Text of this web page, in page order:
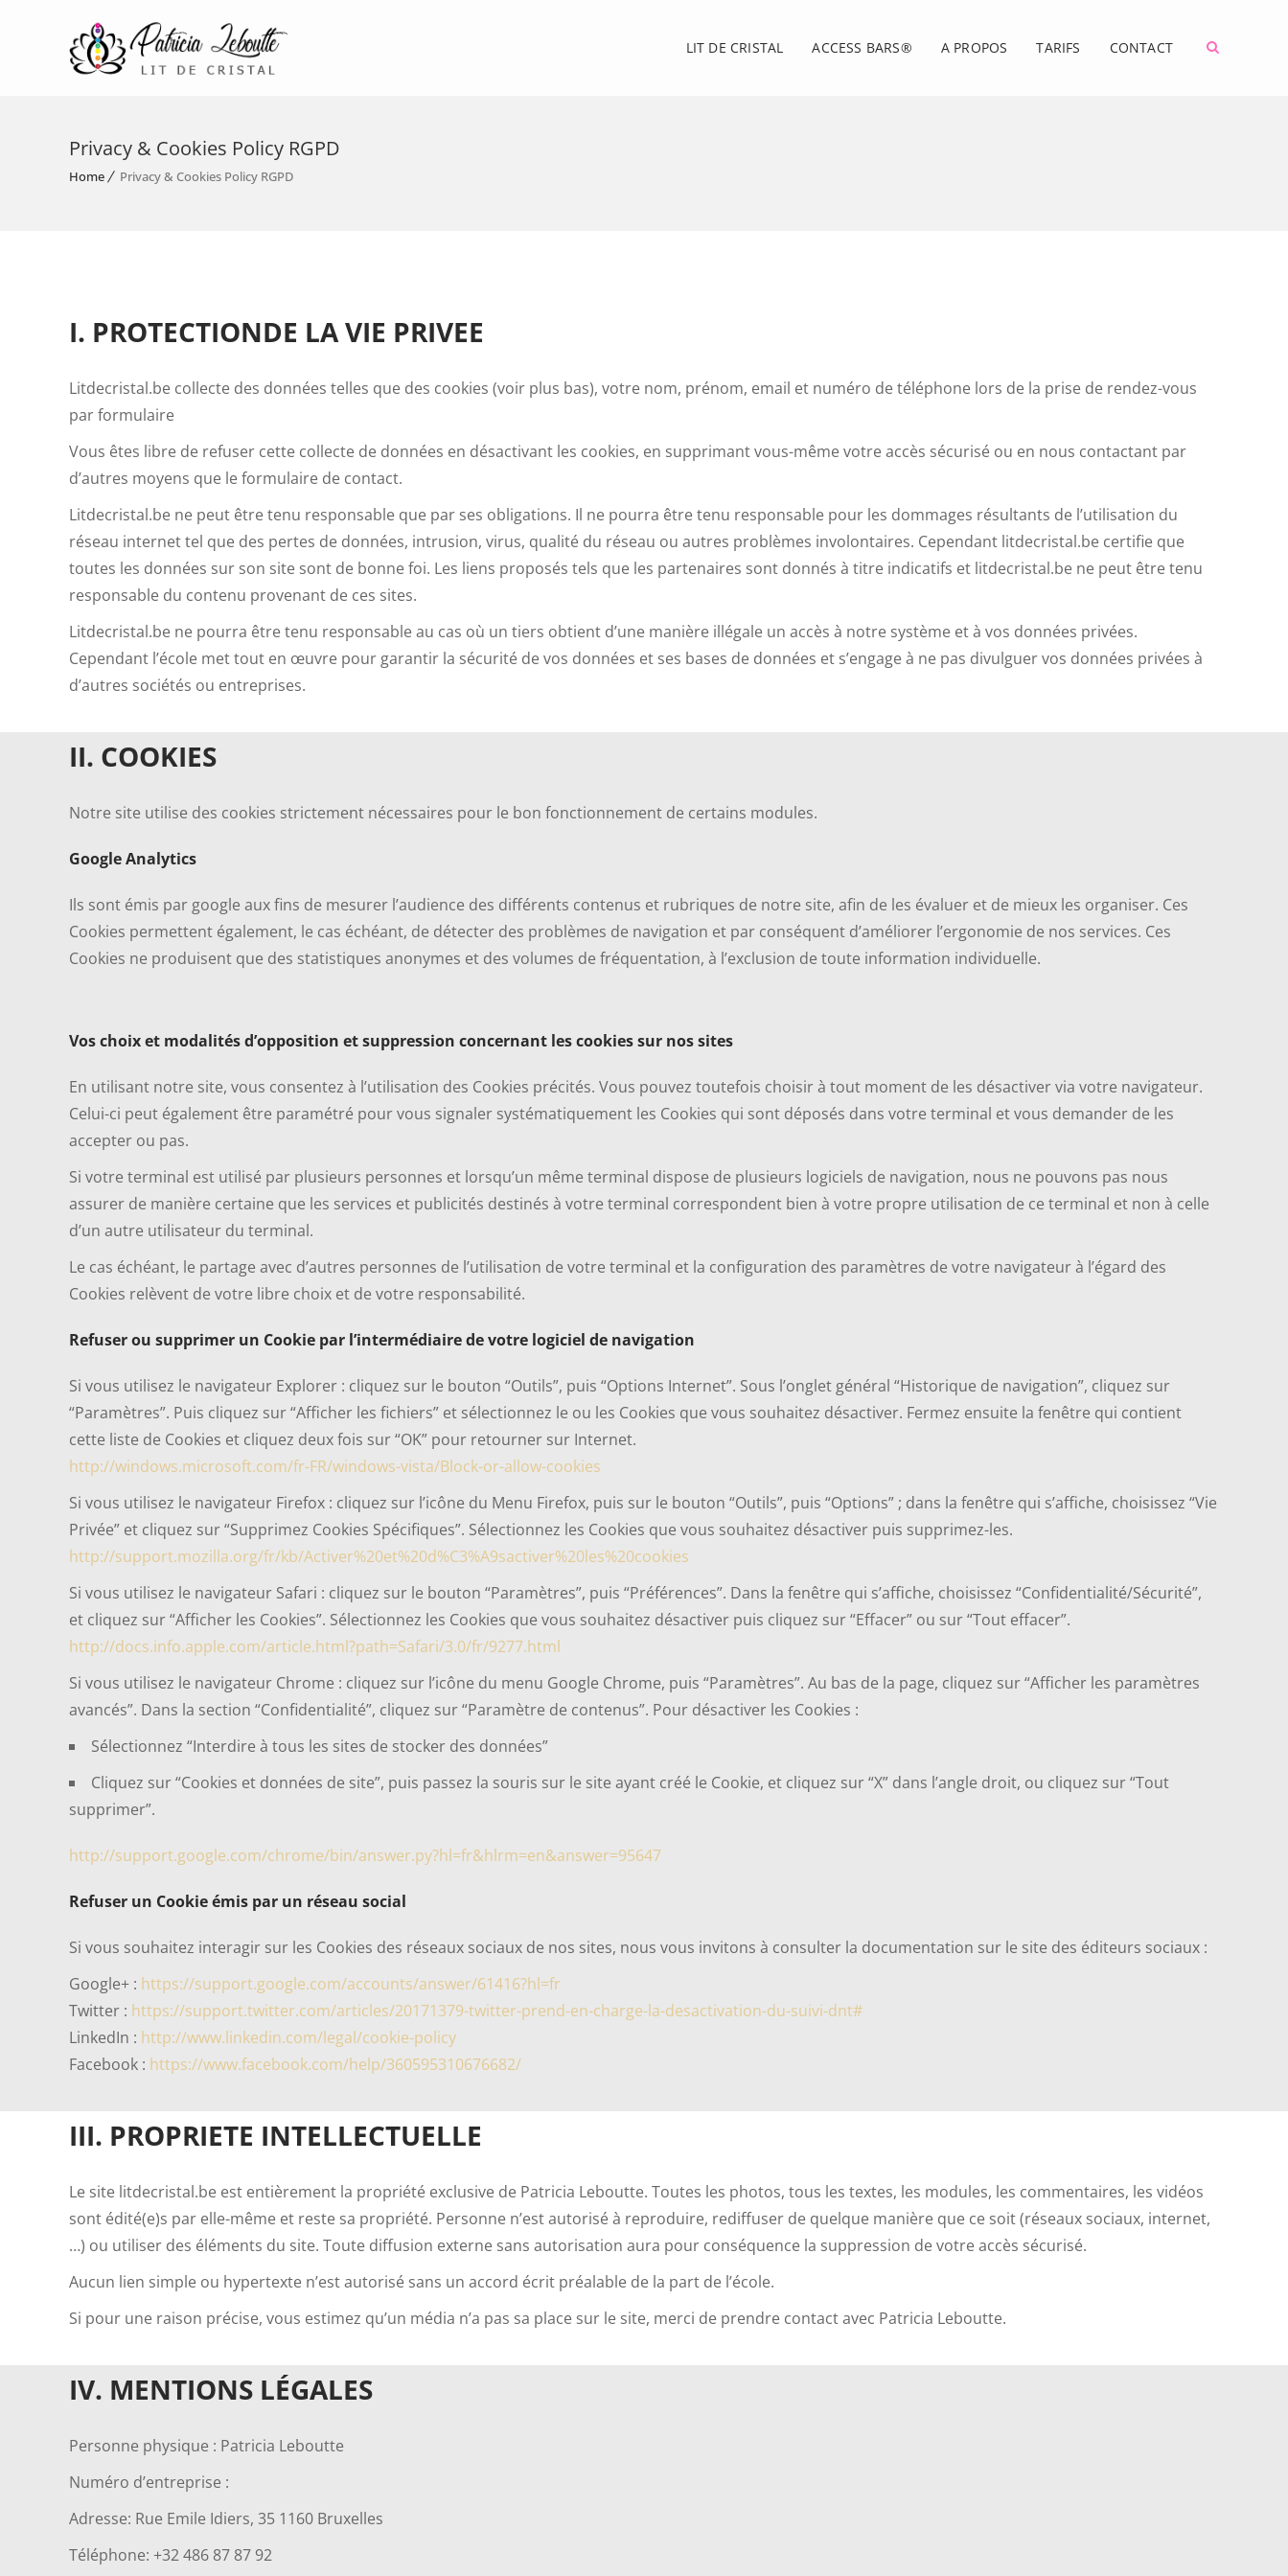
LIT DE CRISTAL ACCESS BARS® A PROPOS TARIFS CONTACT
Privacy & Cookies Policy RGPD
Home Privacy & Cookies Policy RGPD
I. PROTECTIONDE LA VIE PRIVEE
Litdecristal.be collecte des données telles que des cookies (voir plus bas), votre nom, prénom, email et numéro de téléphone lors de la prise de rendez-vous
par formulaire
Vous êtes libre de refuser cette collecte de données en désactivant les cookies, en supprimant vous-même votre accès sécurisé ou en nous contactant par
d’autres moyens que le formulaire de contact.
Litdecristal.be ne peut être tenu responsable que par ses obligations. Il ne pourra être tenu responsable pour les dommages résultants de l’utilisation du
réseau internet tel que des pertes de données, intrusion, virus, qualité du réseau ou autres problèmes involontaires. Cependant litdecristal.be certifie que
toutes les données sur son site sont de bonne foi. Les liens proposés tels que les partenaires sont donnés à titre indicatifs et litdecristal.be ne peut être tenu
responsable du contenu provenant de ces sites.
Litdecristal.be ne pourra être tenu responsable au cas où un tiers obtient d’une manière illégale un accès à notre système et à vos données privées.
Cependant l’école met tout en œuvre pour garantir la sécurité de vos données et ses bases de données et s’engage à ne pas divulguer vos données privées à
d’autres sociétés ou entreprises.
II. COOKIES
Notre site utilise des cookies strictement nécessaires pour le bon fonctionnement de certains modules.
Google Analytics
Ils sont émis par google aux fins de mesurer l’audience des différents contenus et rubriques de notre site, afin de les évaluer et de mieux les organiser. Ces
Cookies permettent également, le cas échéant, de détecter des problèmes de navigation et par conséquent d’améliorer l’ergonomie de nos services. Ces
Cookies ne produisent que des statistiques anonymes et des volumes de fréquentation, à l’exclusion de toute information individuelle.
Vos choix et modalités d’opposition et suppression concernant les cookies sur nos sites
En utilisant notre site, vous consentez à l’utilisation des Cookies précités. Vous pouvez toutefois choisir à tout moment de les désactiver via votre navigateur.
Celui-ci peut également être paramétré pour vous signaler systématiquement les Cookies qui sont déposés dans votre terminal et vous demander de les
accepter ou pas.
Si votre terminal est utilisé par plusieurs personnes et lorsqu’un même terminal dispose de plusieurs logiciels de navigation, nous ne pouvons pas nous
assurer de manière certaine que les services et publicités destinés à votre terminal correspondent bien à votre propre utilisation de ce terminal et non à celle
d’un autre utilisateur du terminal.
Le cas échéant, le partage avec d’autres personnes de l’utilisation de votre terminal et la configuration des paramètres de votre navigateur à l’égard des
Cookies relèvent de votre libre choix et de votre responsabilité.
Refuser ou supprimer un Cookie par l’intermédiaire de votre logiciel de navigation
Si vous utilisez le navigateur Explorer : cliquez sur le bouton “Outils”, puis “Options Internet”. Sous l’onglet général “Historique de navigation”, cliquez sur
“Paramètres”. Puis cliquez sur “Afficher les fichiers” et sélectionnez le ou les Cookies que vous souhaitez désactiver. Fermez ensuite la fenêtre qui contient
cette liste de Cookies et cliquez deux fois sur “OK” pour retourner sur Internet.
http://windows.microsoft.com/fr-FR/windows-vista/Block-or-allow-cookies
Si vous utilisez le navigateur Firefox : cliquez sur l’icône du Menu Firefox, puis sur le bouton “Outils”, puis “Options” ; dans la fenêtre qui s’affiche, choisissez “Vie
Privée” et cliquez sur “Supprimez Cookies Spécifiques”. Sélectionnez les Cookies que vous souhaitez désactiver puis supprimez-les.
http://support.mozilla.org/fr/kb/Activer%20et%20d%C3%A9sactiver%20les%20cookies
Si vous utilisez le navigateur Safari : cliquez sur le bouton “Paramètres”, puis “Préférences”. Dans la fenêtre qui s’affiche, choisissez “Confidentialité/Sécurité”,
et cliquez sur “Afficher les Cookies”. Sélectionnez les Cookies que vous souhaitez désactiver puis cliquez sur “Effacer” ou sur “Tout effacer”.
http://docs.info.apple.com/article.html?path=Safari/3.0/fr/9277.html
Si vous utilisez le navigateur Chrome : cliquez sur l’icône du menu Google Chrome, puis “Paramètres”. Au bas de la page, cliquez sur “Afficher les paramètres
avancés”. Dans la section “Confidentialité”, cliquez sur “Paramètre de contenus”. Pour désactiver les Cookies :
Sélectionnez “Interdire à tous les sites de stocker des données”
Cliquez sur “Cookies et données de site”, puis passez la souris sur le site ayant créé le Cookie, et cliquez sur “X” dans l’angle droit, ou cliquez sur “Tout
supprimer”.
http://support.google.com/chrome/bin/answer.py?hl=fr&hlrm=en&answer=95647
Refuser un Cookie émis par un réseau social
Si vous souhaitez interagir sur les Cookies des réseaux sociaux de nos sites, nous vous invitons à consulter la documentation sur le site des éditeurs sociaux :
Google+ : https://support.google.com/accounts/answer/61416?hl=fr
Twitter : https://support.twitter.com/articles/20171379-twitter-prend-en-charge-la-desactivation-du-suivi-dnt#
LinkedIn : http://www.linkedin.com/legal/cookie-policy
Facebook : https://www.facebook.com/help/360595310676682/
III. PROPRIETE INTELLECTUELLE
Le site litdecristal.be est entièrement la propriété exclusive de Patricia Leboutte. Toutes les photos, tous les textes, les modules, les commentaires, les vidéos
sont édité(e)s par elle-même et reste sa propriété. Personne n’est autorisé à reproduire, rediffuser de quelque manière que ce soit (réseaux sociaux, internet,
…) ou utiliser des éléments du site. Toute diffusion externe sans autorisation aura pour conséquence la suppression de votre accès sécurisé.
Aucun lien simple ou hypertexte n’est autorisé sans un accord écrit préalable de la part de l’école.
Si pour une raison précise, vous estimez qu’un média n’a pas sa place sur le site, merci de prendre contact avec Patricia Leboutte.
IV. MENTIONS LÉGALES
Personne physique : Patricia Leboutte
Numéro d’entreprise :
Adresse: Rue Emile Idiers, 35 1160 Bruxelles
Téléphone: +32 486 87 87 92